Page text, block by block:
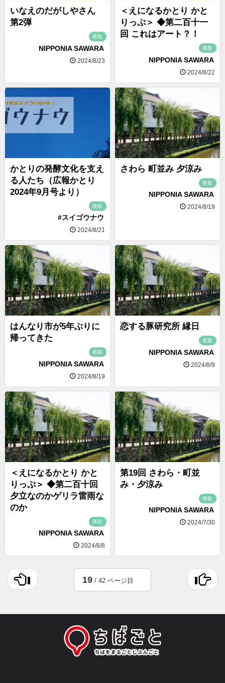
いなえのだがしやさん
第2弾
香取
NIPPONIA SAWARA
2024/8/23
＜えになるかとり かと
りっぷ＞ ◆第二百十一
回 これはアート？！
香取
NIPPONIA SAWARA
2024/8/22
かとりの発酵文化を支え
る人たち（広報かとり
2024年9月号より）
香取
#スイゴウナウ
2024/8/21
さわら 町並み 夕涼み
香取
NIPPONIA SAWARA
2024/8/19
はんなり市が5年ぶりに
帰ってきた
香取
NIPPONIA SAWARA
2024/8/19
恋する豚研究所 縁日
香取
NIPPONIA SAWARA
2024/8/9
＜えになるかとり かと
りっぷ＞ ◆第二百十回
夕立なのかゲリラ雷雨な
のか
香取
NIPPONIA SAWARA
2024/8/8
第19回 さわら・町並
み・夕涼み
香取
NIPPONIA SAWARA
2024/7/30
19 / 42 ページ目